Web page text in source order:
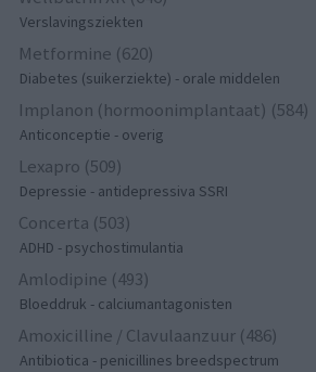
Verslavingsziekten
Metformine (620)
Diabetes (suikerziekte) - orale middelen
Implanon (hormoonimplantaat) (584)
Anticonceptie - overig
Lexapro (509)
Depressie - antidepressiva SSRI
Concerta (503)
ADHD - psychostimulantia
Amlodipine (493)
Bloeddruk - calciumantagonisten
Amoxicilline / Clavulaanzuur (486)
Antibiotica - penicillines breedspectrum